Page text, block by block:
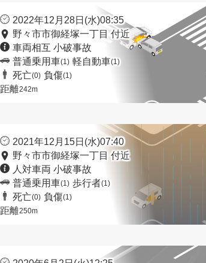
2022年12月28日(水)08:35
野々市市御経塚一丁目 付近
車両相互 小破事故
普通乗用車(1) 軽自動車(1)
死亡(0) 負傷(1)
距離242m
2021年12月15日(水)07:40
野々市市御経塚一丁目 付近
人対車両 小破事故
普通乗用車(1) 歩行者(1)
死亡(0) 負傷(1)
距離250m